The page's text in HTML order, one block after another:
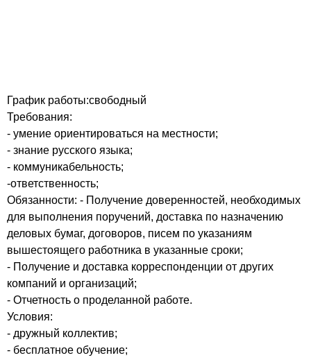
График работы:свободный
Требования:
- умение ориентироваться на местности;
- знание русского языка;
- коммуникабельность;
-ответственность;
Обязанности: - Получение доверенностей, необходимых
для выполнения поручений, доставка по назначению
деловых бумаг, договоров, писем по указаниям
вышестоящего работника в указанные сроки;
- Получение и доставка корреспонденции от других
компаний и организаций;
- Отчетность о проделанной работе.
Условия:
- дружный коллектив;
- бесплатное обучение;